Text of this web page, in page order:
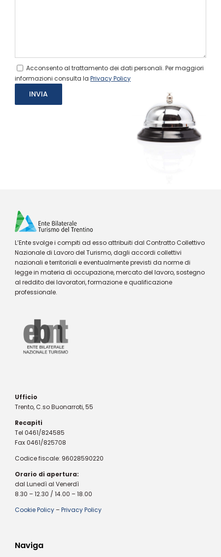
Acconsento al trattamento dei dati personali. Per maggiori
informazioni consulta la Privacy Policy
L’Ente svolge i compiti ad esso attribuiti dal Contratto Collettivo
Nazionale di Lavoro del Turismo, dagli accordi collettivi
nazionali e territoriali e eventualmente previsti da norme di
legge in materia di occupazione, mercato del lavoro, sostegno
al reddito dei lavoratori, formazione e qualificazione
professionale.
Ufficio
Trento, C.so Buonarroti, 55
Recapiti
Tel 0461/824585
Fax 0461/825708
Codice fiscale: 96028590220
Orario di apertura:
dal Lunedì al Venerdì
8.30 – 12.30 / 14.00 – 18.00
Cookie Policy –Privacy Policy
Naviga